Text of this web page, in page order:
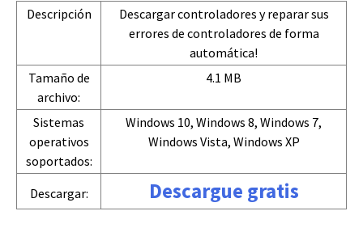
Descripción
Descargar controladores y reparar sus
errores de controladores de forma
automática!
Tamaño de
archivo:
4.1 MB
Sistemas
operativos
soportados:
Windows 10, Windows 8, Windows 7,
Windows Vista, Windows XP
Descargar: Descargue gratis